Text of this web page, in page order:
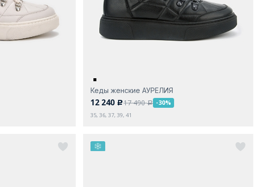
Кеды женские АУРЕЛИЯ
12 240 c17 490a -30%
35, 36, 37, 39, 41